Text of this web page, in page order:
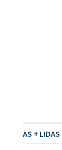
AS + LIDAS